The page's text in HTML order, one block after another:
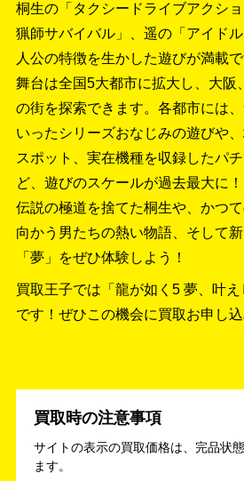
桐生の「タクシードライブアクシ
猟師サバイバル」、遥の「アイド
人公の特徴を生かした遊びが満載で
舞台は全国5大都市に拡大し、大阪
の街を探索できます。各都市には
いったシリーズおなじみの遊びや
スポット、実在機種を収録したパ
ど、遊びのスケールが過去最大に！
伝説の極道を捨てた桐生や、かつ
向かう男たちの熱い物語、そして
「夢」をぜひ体験しよう！
買取王子では「龍が如く5 夢、叶
です！ ぜひこの機会に買取お申し込
買取時の注意事項
サイトの表示の買取価格は、完品状
ます。